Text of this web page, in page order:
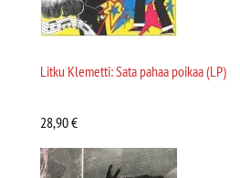
Litku Klemetti: Sata pahaa poikaa (LP)
28,90€